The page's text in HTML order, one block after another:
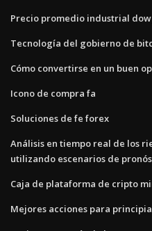
Precio promedio industrial dow
Tecnología del gobierno de
Cómo convertirse en un buen
Icono de compra fa
Soluciones de fe forex
Análisis en tiempo real de los
utilizando escenarios de
Caja de plataforma de cripto
Mejores acciones para